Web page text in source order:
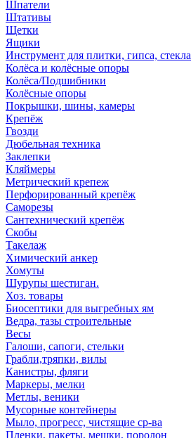
Шпатели
Штативы
Щетки
Ящики
Инструмент для плитки, гипса, стекла
Колёса и колёсные опоры
Колёса/Подшибники
Колёсные опоры
Покрышки, шины, камеры
Крепёж
Гвозди
Дюбельная техника
Заклепки
Кляймеры
Метрический крепеж
Перфорированный крепёж
Саморезы
Сантехнический крепёж
Скобы
Такелаж
Химический анкер
Хомуты
Шурупы шестиган.
Хоз. товары
Биосептики для выгребных ям
Ведра, тазы строительные
Весы
Галоши, сапоги, стельки
Грабли,тряпки, вилы
Канистры, фляги
Маркеры, мелки
Метлы, веники
Мусорные контейнеры
Мыло, прогресс, чистящие ср-ва
Пленки, пакеты, мешки, поролон